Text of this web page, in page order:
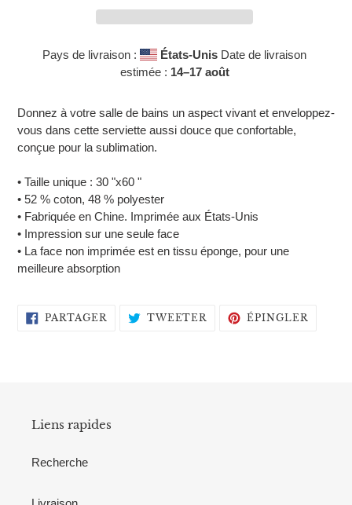
Pays de livraison : États-Unis Date de livraison
estimée : 14⁠–17 août
produit
à
votre
Donnez à votre salle de bains un aspect vivant et enveloppez-
vous dans cette serviette aussi douce que confortable,
conçue pour la sublimation.
• Taille unique : 30 "x60 "
• 52 % coton, 48 % polyester
• Fabriquée en Chine. Imprimée aux États-Unis
• Impression sur une seule face
• La face non imprimée est en tissu éponge, pour une
meilleure absorption
PARTAGER PARTAGER
SUR
TWEETER TWEETER
SUR
ÉPINGLER
SUR
Liens rapides
Recherche